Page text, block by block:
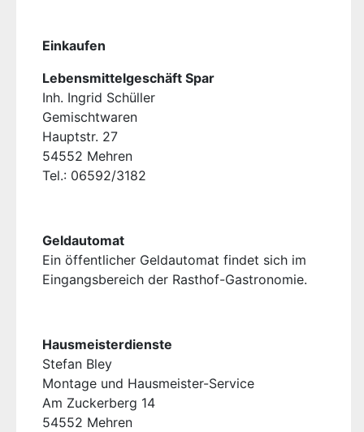
Einkaufen
Lebensmittelgeschäft Spar
Inh. Ingrid Schüller
Gemischtwaren
Hauptstr. 27
54552 Mehren
Tel.: 06592/3182
Geldautomat
Ein öffentlicher Geldautomat findet sich im
Eingangsbereich der Rasthof-Gastronomie.
Hausmeisterdienste
Stefan Bley
Montage und Hausmeister-Service
Am Zuckerberg 14
54552 Mehren